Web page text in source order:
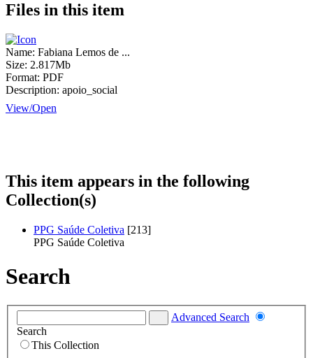
Files in this item
Name: Fabiana Lemos de ...
Size: 2.817Mb
Format: PDF
Description: apoio_social
View/Open
This item appears in the following
Collection(s)
PPG Saúde Coletiva [213]
PPG Saúde Coletiva
Search
Advanced Search
Search
This Collection